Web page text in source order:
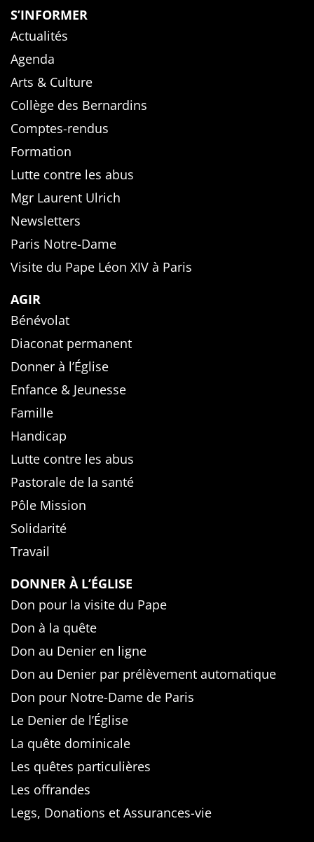
S’INFORMER
Actualités
Agenda
Arts & Culture
Collège des Bernardins
Comptes-rendus
Formation
Lutte contre les abus
Mgr Laurent Ulrich
Newsletters
Paris Notre-Dame
Visite du Pape Léon XIV à Paris
AGIR
Bénévolat
Diaconat permanent
Donner à l’Église
Enfance & Jeunesse
Famille
Handicap
Lutte contre les abus
Pastorale de la santé
Pôle Mission
Solidarité
Travail
DONNER À L’ÉGLISE
Don pour la visite du Pape
Don à la quête
Don au Denier en ligne
Don au Denier par prélèvement automatique
Don pour Notre-Dame de Paris
Le Denier de l’Église
La quête dominicale
Les quêtes particulières
Les offrandes
Legs, Donations et Assurances-vie